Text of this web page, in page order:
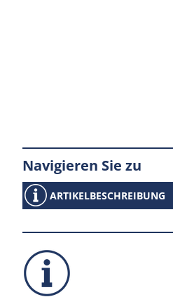
Navigieren Sie zu
ARTIKELBESCHREIBUNG